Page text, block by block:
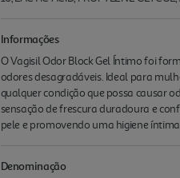
Informações
O Vagisil Odor Block Gel Íntimo foi
odores desagradáveis. Ideal para
qualquer condição que possa causar
sensação de frescura duradoura e
pele e promovendo uma higiene
Denominação